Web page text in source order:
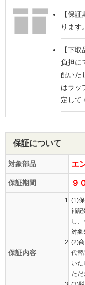
【保証
ります。
【下取
負担に
配いた
はラッ
定して
保証について
対象部品 エ
保証期間 ９
保証内容
(1)
補記
し
対象
(2)
代替
い
ただ